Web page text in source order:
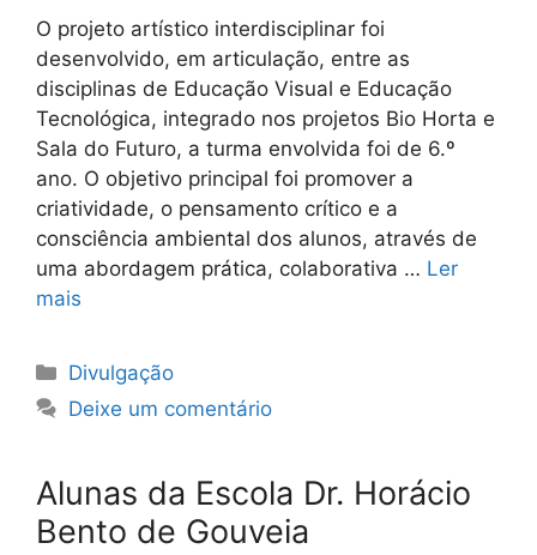
O projeto artístico interdisciplinar foi
desenvolvido, em articulação, entre as
disciplinas de Educação Visual e Educação
Tecnológica, integrado nos projetos Bio Horta e
Sala do Futuro, a turma envolvida foi de 6.º
ano. O objetivo principal foi promover a
criatividade, o pensamento crítico e a
consciência ambiental dos alunos, através de
uma abordagem prática, colaborativa … Ler
mais
Categorias
Divulgação
Deixe um comentário
Alunas da Escola Dr. Horácio
Bento de Gouveia